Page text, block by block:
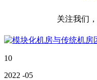
关注我们
10
2022 -05